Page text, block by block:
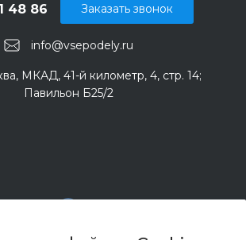
info@vsepodely.ru
48 86
МКАД, 41-й километр, 4, стр. 14;
Павильон Б25/2
Заказать звонок